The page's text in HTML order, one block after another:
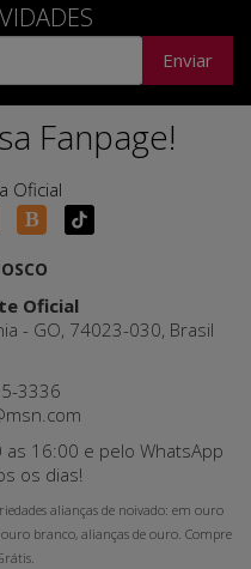
Enviar
Fanpage!
Oficial
Oficial
- GO, 74023-030, Brasil
3336
as 16:00 e pelo WhatsApp
os dias!
alianças de noivado: em ouro
branco, alianças de ouro. Compre